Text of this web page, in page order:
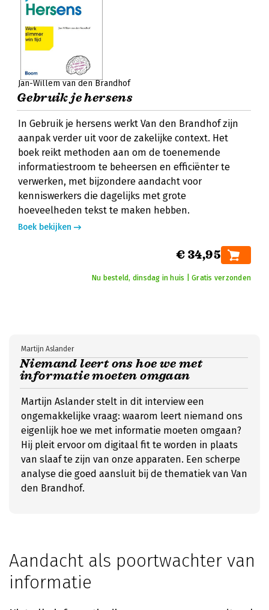
Jan-Willem van den Brandhof
Gebruik je hersens
In Gebruik je hersens werkt Van den Brandhof zijn
aanpak verder uit voor de zakelijke context. Het
boek reikt methoden aan om de toenemende
informatiestroom te beheersen en efficiënter te
verwerken, met bijzondere aandacht voor
kenniswerkers die dagelijks met grote
hoeveelheden tekst te maken hebben.
Boek bekijken
€ 34,95
Nu besteld, dinsdag in huis | Gratis verzonden
Niemand leert ons hoe we met
informatie moeten omgaan
Martijn Aslander
Martijn Aslander stelt in dit interview een
ongemakkelijke vraag: waarom leert niemand ons
eigenlijk hoe we met informatie moeten omgaan?
Hij pleit ervoor om digitaal fit te worden in plaats
van slaaf te zijn van onze apparaten. Een scherpe
analyse die goed aansluit bij de thematiek van Van
den Brandhof.
Aandacht als poortwachter van
informatie